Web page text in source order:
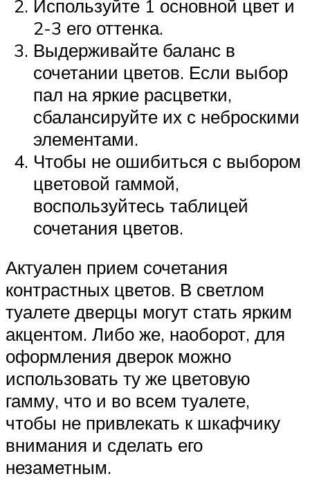
Используйте 1 основной цвет и
2-3 его оттенка.
Выдерживайте баланс в
сочетании цветов. Если выбор
пал на яркие расцветки,
сбалансируйте их с неброскими
элементами.
Чтобы не ошибиться с выбором
цветовой гаммой,
воспользуйтесь таблицей
сочетания цветов.
Актуален прием сочетания
контрастных цветов. В светлом
туалете дверцы могут стать ярким
акцентом. Либо же, наоборот, для
оформления дверок можно
использовать ту же цветовую
гамму, что и во всем туалете,
чтобы не привлекать к шкафчику
внимания и сделать его
незаметным.